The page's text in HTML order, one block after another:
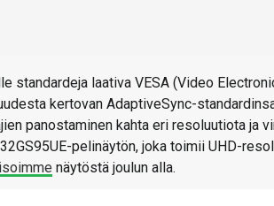
standardeja laativa VESA (Video
kertovan AdaptiveSync-
panostaminen kahta eri resoluutiota ja
pelinäytön, joka toimii UHD-
näytöstä joulun alla.